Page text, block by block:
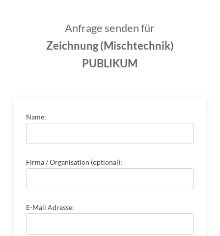
Anfrage senden für
Zeichnung (Mischtechnik)
PUBLIKUM
Name:
Firma / Organisation (optional):
E-Mail Adresse: